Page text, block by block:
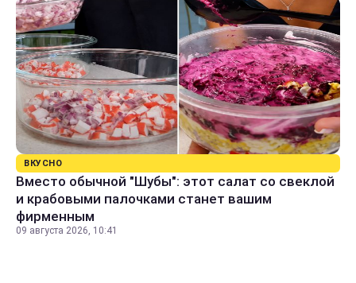
ВКУСНО
Вместо обычной "Шубы": этот салат со свеклой
и крабовыми палочками станет вашим
фирменным
09 августа 2026, 10:41